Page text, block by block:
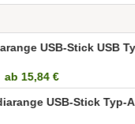
USB-Stick USB
ab 15,84 €
USB-Stick Typ-